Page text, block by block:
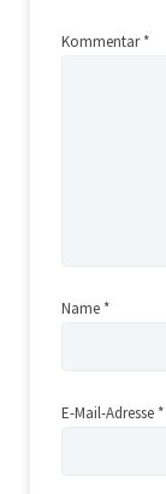
Akkuwechsel
Kommentar*
Name *
E-Mail-Adresse *